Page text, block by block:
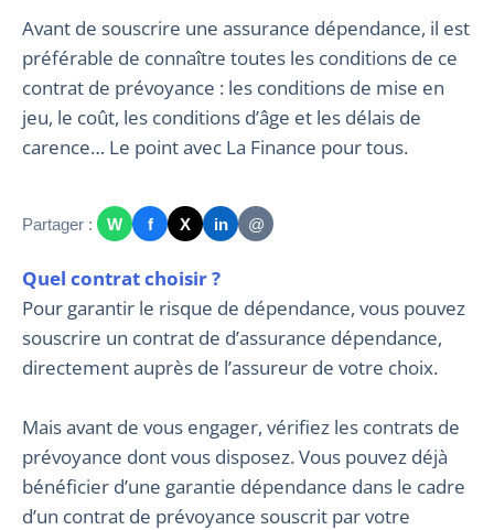
Avant de souscrire une assurance dépendance, il est
préférable de connaître toutes les conditions de ce
contrat de prévoyance : les conditions de mise en
jeu, le coût, les conditions d’âge et les délais de
carence… Le point avec La Finance pour tous.
Partager : W f X in @
Quel contrat choisir ?
Pour garantir le risque de dépendance, vous pouvez
souscrire un contrat de d’assurance dépendance,
directement auprès de l’assureur de votre choix.
Mais avant de vous engager, vérifiez les contrats de
prévoyance dont vous disposez. Vous pouvez déjà
bénéficier d’une garantie dépendance dans le cadre
d’un contrat de prévoyance souscrit par votre